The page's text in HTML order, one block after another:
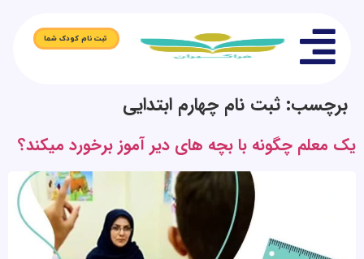
ثبت نام کودک شما
برچسب: ثبت نام چهارم ابتدایی
یک معلم چگونه با بچه های دیر آموز برخورد میکند؟